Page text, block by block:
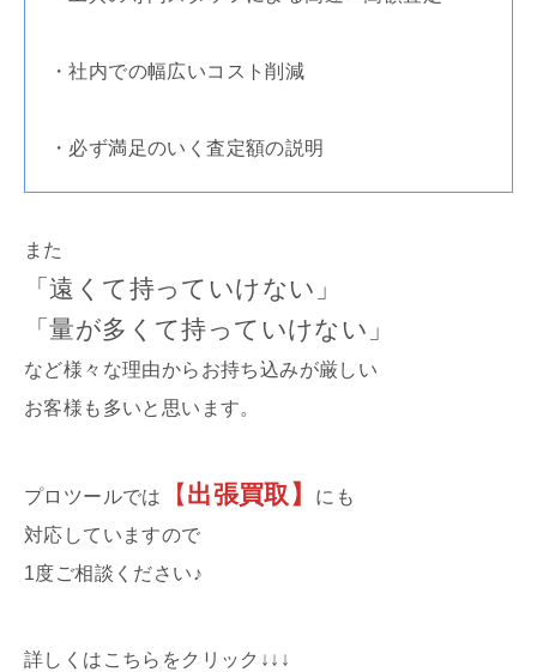
・社内での幅広いコスト削減
・必ず満足のいく査定額の説明
また
「遠くて持っていけない」
「量が多くて持っていけない」
など様々な理由からお持ち込みが厳しい
お客様も多いと思います。
プロツールでは 【出張買取】
にも
対応していますので
1度ご相談ください♪
詳しくはこちらをクリック↓↓↓